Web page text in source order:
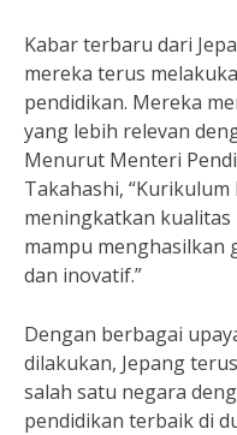
Kabar terbaru dari
mereka terus
pendidikan. Mereka
yang lebih relevan
Menurut Menteri
Takahashi,
meningkatkan kualitas
mampu menghasilkan
dan inovatif.”
Dengan berbagai
dilakukan, Jepang
salah satu negara
pendidikan terbaik di